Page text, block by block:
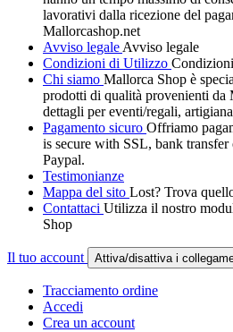
lavorativi dalla ricezione del
Mallorcashop.net
Avviso legale Avviso legale
Condizioni di Utilizzo
Chi siamo Mallorca Shop è
prodotti di qualità provenienti da
dettagli per eventi/regali,
Pagamento sicuro Offriamo
is secure with SSL, bank
Paypal.
Testimonianze
Mappa del sito Lost? Trova
Contattaci Utilizza il nostro
Shop
Il tuo account Attiva/disattiva i
Tracciamento ordine
Accedi
Crea un account